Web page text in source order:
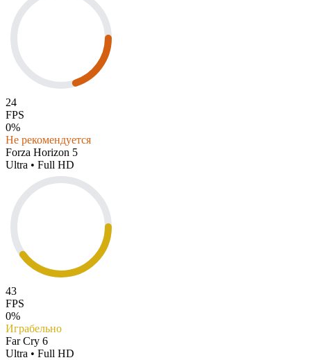
24
FPS
0%
Не рекомендуется
Forza Horizon 5
Ultra • Full HD
43
FPS
0%
Играбельно
Far Cry 6
Ultra • Full HD